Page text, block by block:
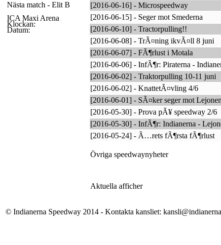
Nästa match - Elit B
ICA Maxi Arena
Klockan:
Datum:
[2016-06-16] - Microspeedway
[2016-06-15] - Seger mot Smederna
[2016-06-10] - Tractorpulling!!
[2016-06-08] - TrÃ¤ning ikvÃ¤ll 8 juni
[2016-06-07] - FÃ¶rlust i Motala
[2016-06-06] - InfÃ¶r: Piraterna -
[2016-06-02] - Traktorpulling 10-11 juni
[2016-06-02] - KnattetÃ¤vling 4/6
[2016-06-01] - SÃ¤ker seger mot
[2016-05-30] - Prova pÃ¥ speedway 2/6
[2016-05-30] - InfÃ¶r: Indianerna -
[2016-05-24] - Ã…rets fÃ¶rsta fÃ¶rlust
Övriga speedwaynyheter
Aktuella afficher
© Indianerna Speedway 2014 - Kontakta kansliet: